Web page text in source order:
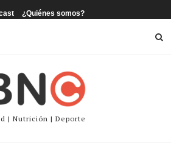
¿Quiénes somos?
| Nutrición | Deporte